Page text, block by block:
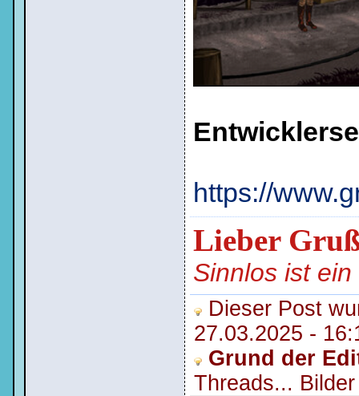
https://
Lieber
Sinnlos ist
Dieser Post
27.03.2025 -
Grund der
Threads...